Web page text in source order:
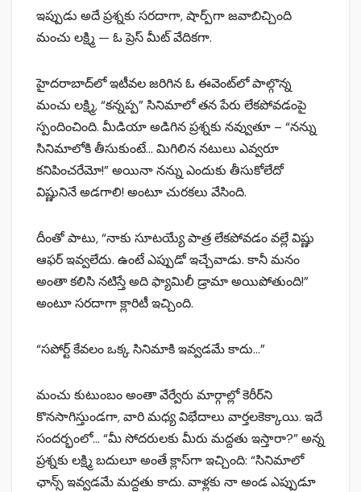
ఇప్పుడు అదే ప్రశ్నకు సరదాగా, షార్ప్‌గా జవాబిచ్చింది
మంచు లక్ష్మి — ఓ ప్రెస్ మీట్ వేదికగా.
హైదరాబాద్‌లో ఇటీవల జరిగిన ఓ ఈవెంట్‌లో పాల్గొన్న
మంచు లక్ష్మి, “కన్నప్ప” సినిమాలో తన పేరు లేకపోవడంపై
స్పందించింది. మీడియా అడిగిన ప్రశ్నకు నవ్వుతూ – “నన్ను
సినిమాలోకి తీసుకుంటే… మిగిలిన నటులు ఎవ్వరూ
కనిపించరేమో!” అయినా నన్ను ఎందుకు తీసుకోలేదో
విష్ణునినే అడగాలి! అంటూ చురకలు వేసింది.
దీంతో పాటు, “నాకు సూటయ్యే పాత్ర లేకపోవడం వల్లే విష్ణు
ఆఫర్ ఇవ్వలేదు. ఉంటే ఎప్పుడో ఇచ్చేవాడు. కానీ మనం
అంతా కలిసి నటిస్తే అది ఫ్యామిలీ డ్రామా అయిపోతుంది!”
అంటూ సరదాగా క్లారిటీ ఇచ్చింది.
“సపోర్ట్ కేవలం ఒక్క సినిమాకి ఇవ్వడమే కాదు…”
మంచు కుటుంబం అంతా వేర్వేరు మార్గాల్లో కెరీర్‌ని
కొనసాగిస్తుండగా, వారి మధ్య విభేదాలు వార్తలకెక్కాయి. ఇదే
సందర్భంలో… “మీ సోదరులకు మీరు మద్దతు ఇస్తారా?” అన్న
ప్రశ్నకు లక్ష్మి బదులూ అంతే క్లాస్‌గా ఇచ్చింది: “సినిమాలో
ఛాన్స్ ఇవ్వడమే మద్దతు కాదు. వాళ్లకు నా అండ ఎప్పుడూ